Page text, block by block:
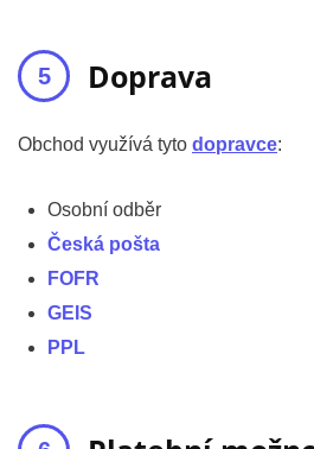
Doprava
Obchod využívá tyto dopravce:
Osobní odběr
Česká pošta
FOFR
GEIS
PPL